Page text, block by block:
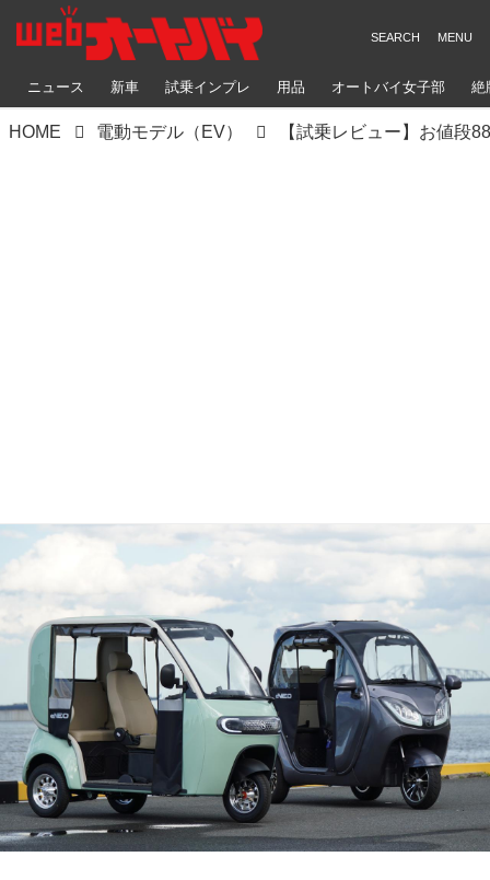
ニュース 新車 試乗インプレ 用品 オートバイ女子部 絶
HOME 電動モデル（EV）